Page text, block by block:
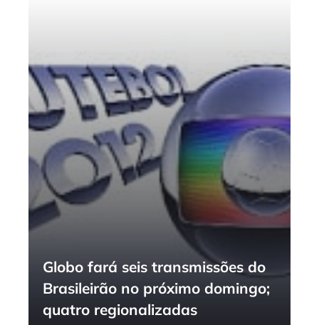
Globo fará seis transmissões do
Brasileirão no próximo domingo;
quatro regionalizadas